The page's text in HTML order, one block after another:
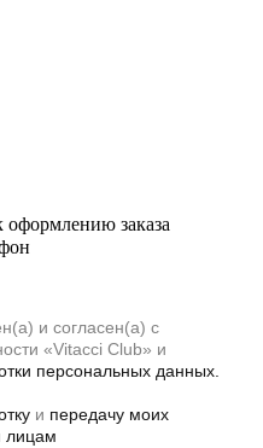
оформлению заказа
и согласен(а) с
«Vitacci Club» и
персональных данных.
и передачу моих
лицам